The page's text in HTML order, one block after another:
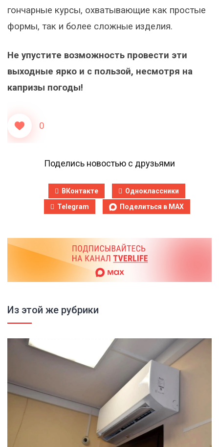
гончарные курсы, охватывающие как простые
формы, так и более сложные изделия.
Не упустите возможность провести эти
выходные ярко и с пользой, несмотря на
капризы погоды!
0
Поделись новостью с друзьями
ВКонтакте
Одноклассники
Telegram
Поделиться в MAX
Из этой же рубрики